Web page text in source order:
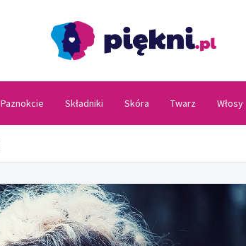
Paznokcie Składniki Skóra Twarz Włosy